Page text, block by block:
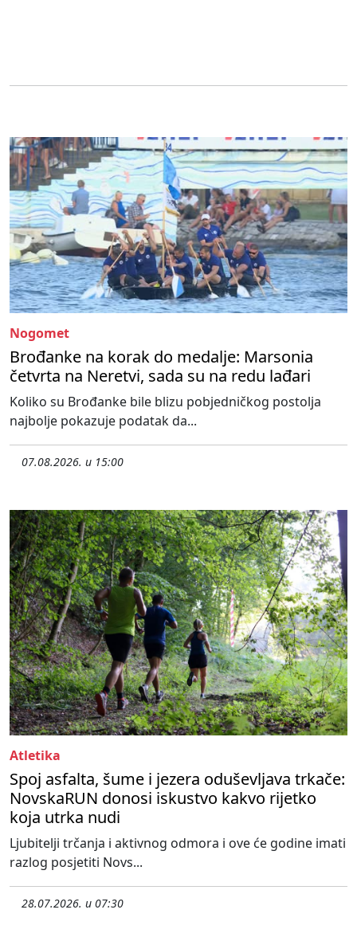
Nogomet
Brođanke na korak do medalje: Marsonia
četvrta na Neretvi, sada su na redu lađari
Koliko su Brođanke bile blizu pobjedničkog postolja
najbolje pokazuje podatak da...
07.08.2026. u 15:00
Atletika
Spoj asfalta, šume i jezera oduševljava trkače:
NovskaRUN donosi iskustvo kakvo rijetko
koja utrka nudi
Ljubitelji trčanja i aktivnog odmora i ove će godine imati
razlog posjetiti Novs...
28.07.2026. u 07:30